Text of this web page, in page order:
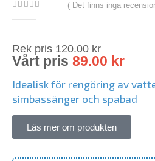
( Det finns inga
Rek pris 120.00 kr
Vårt pris 89.00 kr
Idealisk för rengöring av
simbassänger och spabad
Läs mer om produkten